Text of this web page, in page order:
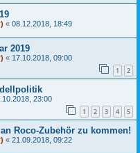
« 08.12.2018, 18:49
2019
« 17.10.2018, 09:00
1 2
23:00
1 2 3 4 5
Roco-Zubehör zu kommen!
« 21.09.2018, 09:22